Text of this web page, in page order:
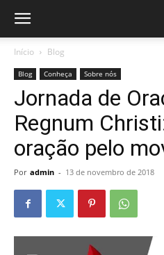
Início Blog
Blog Conheça Sobre nós
Jornada de
Regnum
oração pelo
Por admin - 13 de novembro de 2018